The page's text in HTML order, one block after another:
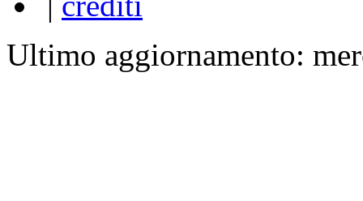
Ultimo aggiornamento: